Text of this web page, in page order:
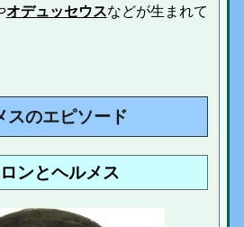
オデュッセウスなどが生まれて
スのエピソード
ンとヘルメス